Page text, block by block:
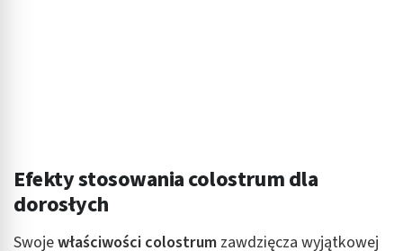
Efekty stosowania colostrum dla
dorosłych
Swojewłaściwości colostrum zawdzięcza wyjątkowej